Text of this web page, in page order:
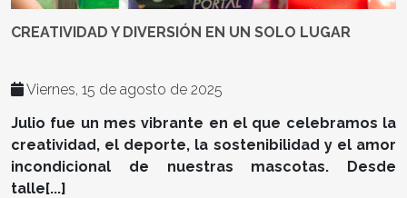
CREATIVIDAD Y DIVERSIÓN EN UN SOLO LUGAR
Viernes, 15 de agosto de 2025
Julio fue un mes vibrante en el que celebramos la
creatividad, el deporte, la sostenibilidad y el amor
incondicional de nuestras mascotas. Desde
talle[...]